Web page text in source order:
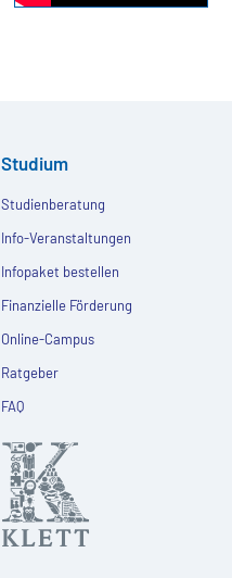
Studium
Studienberatung
Info-Veranstaltungen
Infopaket bestellen
Finanzielle Förderung
Online-Campus
Ratgeber
FAQ